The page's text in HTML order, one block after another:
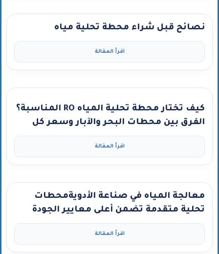
نصائح قبل شراء محطة تحلية مياه
اقرأ المقالة
كيف تختار محطة تحلية المياه RO المناسبة؟
الفرق بين محطات البحر والآبار وسعر كل
نوع”
اقرأ المقالة
معالجة المياه في صناعة الأدويةمحطات
تحلية متقدمة تضمن أعلى معايير الجودة
اقرأ المقالة